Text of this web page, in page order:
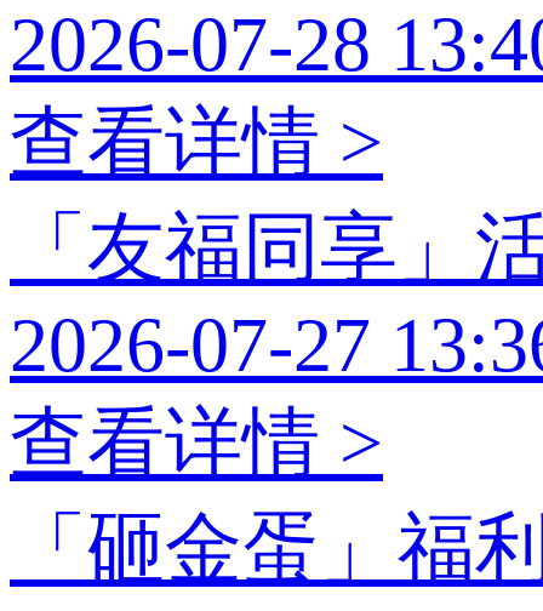
2026-07-28
查看详情 >
「友福同享」
2026-07-27
查看详情 >
「砸金蛋」福